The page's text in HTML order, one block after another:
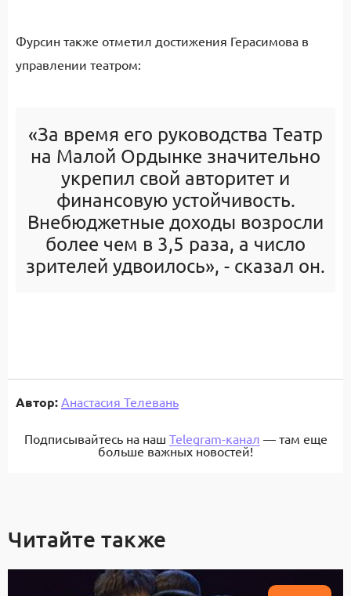
Фурсин также отметил достижения Герасимова в
управлении театром:
«За время его руководства Театр
на Малой Ордынке значительно
укрепил свой авторитет и
финансовую устойчивость.
Внебюджетные доходы возросли
более чем в 3,5 раза, а число
зрителей удвоилось», - сказал он.
Автор: Анастасия Телевань
Подписывайтесь на наш Telegram-канал — там еще
больше важных новостей!
Читайте также